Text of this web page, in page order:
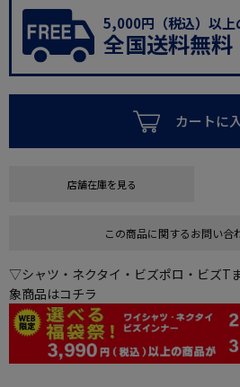
5,000円（税込）以上
全国送料無料
カートに
店舗在庫を見る
この商品に関するお問い合
▽シャツ・ネクタイ・ビズポロ・ビズT
象商品はコチラ